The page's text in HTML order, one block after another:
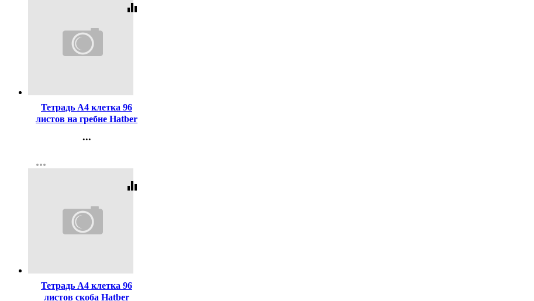
equalizer
Тетрадь А4 клетка 96
листов на гребне Hatber
перфорация
ассорти арт 96Т4B3гр
...
Регистрация
more_horiz
equalizer
Тетрадь А4 клетка 96
листов скоба Hatber